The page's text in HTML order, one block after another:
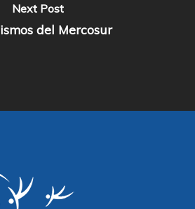
Next Post
del Mercosur